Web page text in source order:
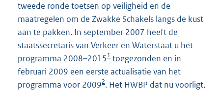
tweede ronde toetsen op veiligheid en de
maatregelen om de Zwakke Schakels langs de kust
aan te pakken. In september 2007 heeft de
staatssecretaris van Verkeer en Waterstaat u het
programma 2008–20151 toegezonden en in
februari 2009 een eerste actualisatie van het
programma voor 20092. Het HWBP dat nu voorligt,